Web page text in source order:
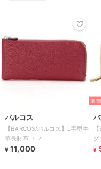
バルコス
【BARCOS/バルコス】L字型牛
革長財布 エマ
¥ 11,000
期
ダ
¥